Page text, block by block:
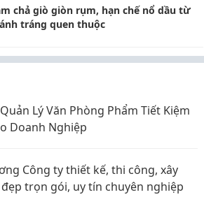
chả giò giòn rụm, hạn chế nổ dầu từ
tráng quen thuộc
Lý Văn Phòng Phẩm Tiết Kiệm
Doanh Nghiệp
Công ty thiết kế, thi công, xây
trọn gói, uy tín chuyên nghiệp